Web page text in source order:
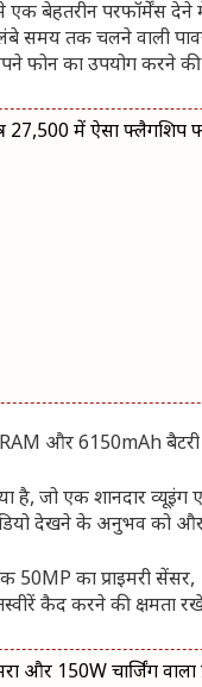
एक बेहतरीन परफॉर्मेंस
समय तक चलने वाली
फोन का उपयोग करने की
में ऐसा फ्लैगशिप
है, जो एक शानदार
देखने के अनुभव को और
का प्राइमरी
कैद करने की क्षमता
150W चार्जिंग वाला